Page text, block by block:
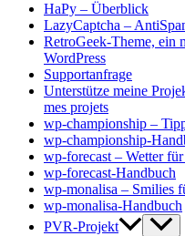
HaPy – Überblick
LazyCaptcha –
RetroGeek-Theme, ein
WordPress
Supportanfrage
Unterstütze meine
mes projets
wp-championship –
wp-championship-
wp-forecast – Wetter
wp-forecast-Handbuch
wp-monalisa – Smilies
wp-monalisa-Handbuch
PVR-Projekt